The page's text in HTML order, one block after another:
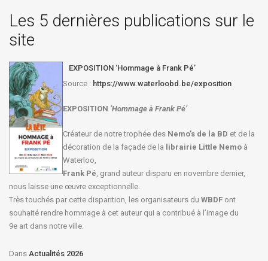
Les 5 dernières publications sur le
site
EXPOSITION ‘Hommage à Frank Pé’
Source : https://www.waterloobd.be/exposition
EXPOSITION ‘Hommage à Frank Pé’
Créateur de notre trophée des Nemo’s de la BD et de la
décoration de la façade de la librairie Little Nemo à
Waterloo,
Frank Pé, grand auteur disparu en novembre dernier,
nous laisse une œuvre exceptionnelle.
Très touchés par cette disparition, les organisateurs du WBDF ont
souhaité rendre hommage à cet auteur qui a contribué à l’image du
9e art dans notre ville.
Dans Actualités 2026